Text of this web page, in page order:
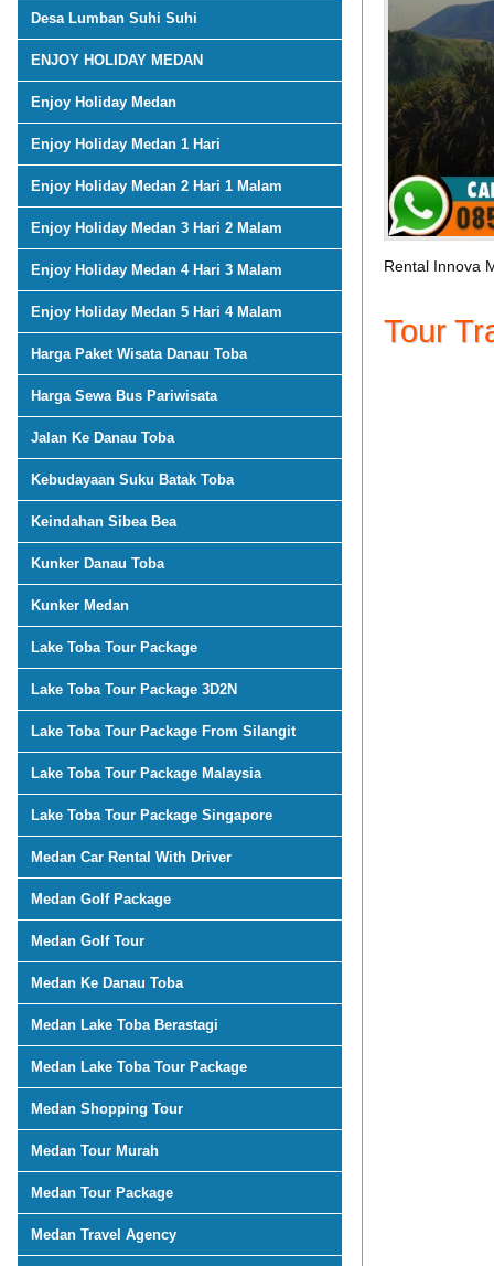
Desa Lumban Suhi Suhi
ENJOY HOLIDAY MEDAN
Enjoy Holiday Medan
Enjoy Holiday Medan 1 Hari
Enjoy Holiday Medan 2 Hari 1 Malam
Enjoy Holiday Medan 3 Hari 2 Malam
Enjoy Holiday Medan 4 Hari 3 Malam
Enjoy Holiday Medan 5 Hari 4 Malam
Harga Paket Wisata Danau Toba
Harga Sewa Bus Pariwisata
Jalan Ke Danau Toba
Kebudayaan Suku Batak Toba
Keindahan Sibea Bea
Kunker Danau Toba
Kunker Medan
Lake Toba Tour Package
Lake Toba Tour Package 3D2N
Lake Toba Tour Package From Silangit
Lake Toba Tour Package Malaysia
Lake Toba Tour Package Singapore
Medan Car Rental With Driver
Medan Golf Package
Medan Golf Tour
Medan Ke Danau Toba
Medan Lake Toba Berastagi
Medan Lake Toba Tour Package
Medan Shopping Tour
Medan Tour Murah
Medan Tour Package
Medan Travel Agency
Rental Innova
Tour